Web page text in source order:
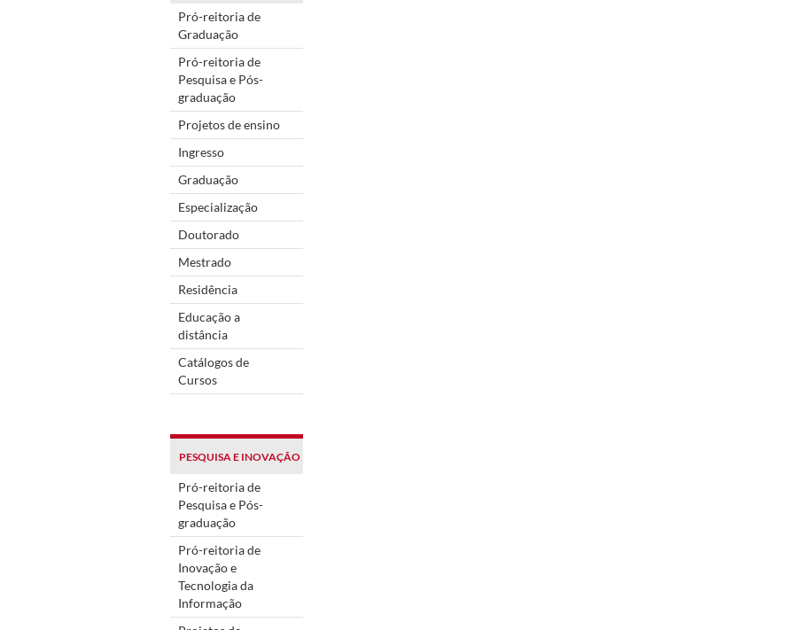
Pró-reitoria de
Graduação
Pró-reitoria de
Pesquisa e Pós-
graduação
Projetos de ensino
Ingresso
Graduação
Especialização
Doutorado
Mestrado
Residência
Educação a
distância
Catálogos de
Cursos
PESQUISA E INOVAÇÃO
Pró-reitoria de
Pesquisa e Pós-
graduação
Pró-reitoria de
Inovação e
Tecnologia da
Informação